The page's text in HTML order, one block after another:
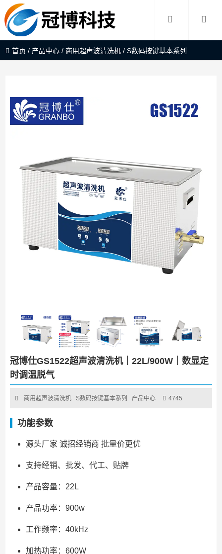
首页 / 产品中心 /商用超声波清洗机 /S数码按键基本系列
冠博仕GS1522超声波清洗机｜22L/900W｜数显定
时调温脱气
商用超声波清洗机 S数码按键基本系列 产品中心 4745
功能参数
源头厂家 诚招经销商 批量价更优
支持经销、批发、代工、贴牌
产品容量：22L
产品功率：900w
工作频率：40kHz
加热功率：600W